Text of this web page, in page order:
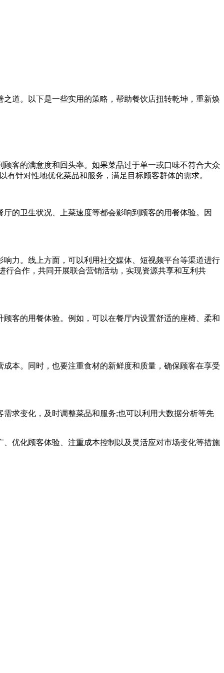
道。以下是一些实用的策略，帮助餐饮店扭转乾坤，重新焕
客的满意度和回头率。如果菜品过于单一或口味不符合大众
针对性地优化菜品和服务，满足目标顾客群体的需求。
卫生状况、上菜速度等都会影响到顾客的用餐体验。因
力。线上方面，可以利用社交媒体、短视频平台等渠道进行
行合作，共同开展联合营销活动，实现资源共享和互利共
客的用餐体验。例如，可以在餐厅内设置舒适的座椅、柔和
本。同时，也要注重食材的新鲜度和质量，确保顾客在享受
求变化，及时调整菜品和服务;也可以利用大数据分析等先
优化顾客体验、注重成本控制以及灵活应对市场变化等措施